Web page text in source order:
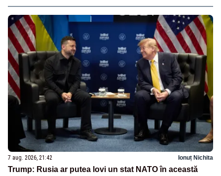
7 aug. 2026, 21:42 Ionuț Nichita
Trump: Rusia ar putea lovi un stat NATO în această